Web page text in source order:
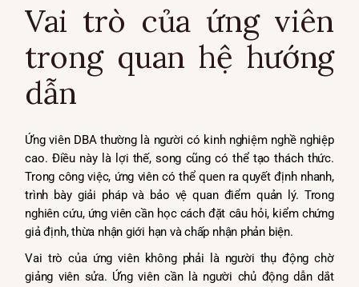
Vai trò của ứng viên
trong quan hệ hướng
dẫn
Ứng viên DBA thường là người có kinh nghiệm nghề nghiệp
cao. Điều này là lợi thế, song cũng có thể tạo thách thức.
Trong công việc, ứng viên có thể quen ra quyết định nhanh,
trình bày giải pháp và bảo vệ quan điểm quản lý. Trong
nghiên cứu, ứng viên cần học cách đặt câu hỏi, kiểm chứng
giả định, thừa nhận giới hạn và chấp nhận phản biện.
Vai trò của ứng viên không phải là người thụ động chờ
giảng viên sửa. Ứng viên cần là người chủ động dẫn dắt